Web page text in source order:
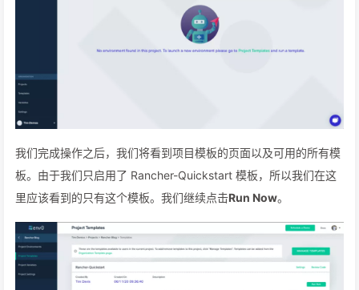
我们完成操作之后，我们将看到项目模板的页面以及可用的所有模
板。由于我们只启用了 Rancher-Quickstart 模板，所以我们在这
里应该看到的只有这个模板。我们继续点击Run Now。